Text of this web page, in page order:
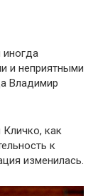
и неприятными
Владимир
Кличко, как
к
изменилась.